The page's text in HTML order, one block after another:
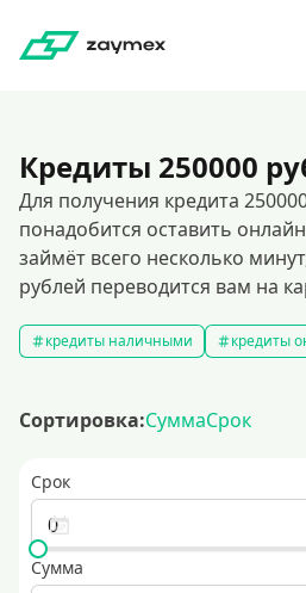
Кредиты 250000
Для получения кредита
понадобится оставить
займёт всего несколько
рублей переводится вам на
кредиты наличными кредиты
Сортировка:СуммаСрок
Срок
Сумма